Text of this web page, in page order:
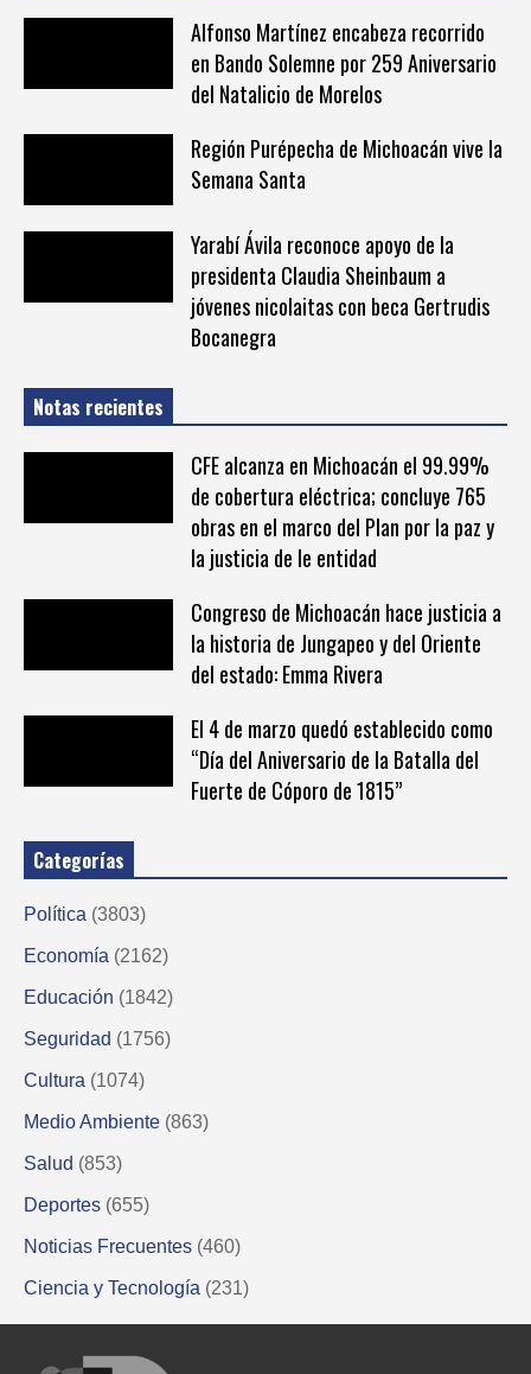
Alfonso Martínez encabeza recorrido
en Bando Solemne por 259 Aniversario
del Natalicio de Morelos
Región Purépecha de Michoacán vive la
Semana Santa
Yarabí Ávila reconoce apoyo de la
presidenta Claudia Sheinbaum a
jóvenes nicolaitas con beca Gertrudis
Bocanegra
Notas recientes
CFE alcanza en Michoacán el 99.99%
de cobertura eléctrica; concluye 765
obras en el marco del Plan por la paz y
la justicia de le entidad
Congreso de Michoacán hace justicia a
la historia de Jungapeo y del Oriente
del estado: Emma Rivera
El 4 de marzo quedó establecido como
“Día del Aniversario de la Batalla del
Fuerte de Cóporo de 1815”
Categorías
Política (3803)
Economía (2162)
Educación (1842)
Seguridad (1756)
Cultura (1074)
Medio Ambiente (863)
Salud (853)
Deportes (655)
Noticias Frecuentes (460)
Ciencia y Tecnología (231)